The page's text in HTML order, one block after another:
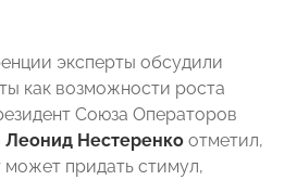
эксперты обсудили
как возможности роста
Союза Операторов
Леонид Нестеренко отметил,
может придать стимул,